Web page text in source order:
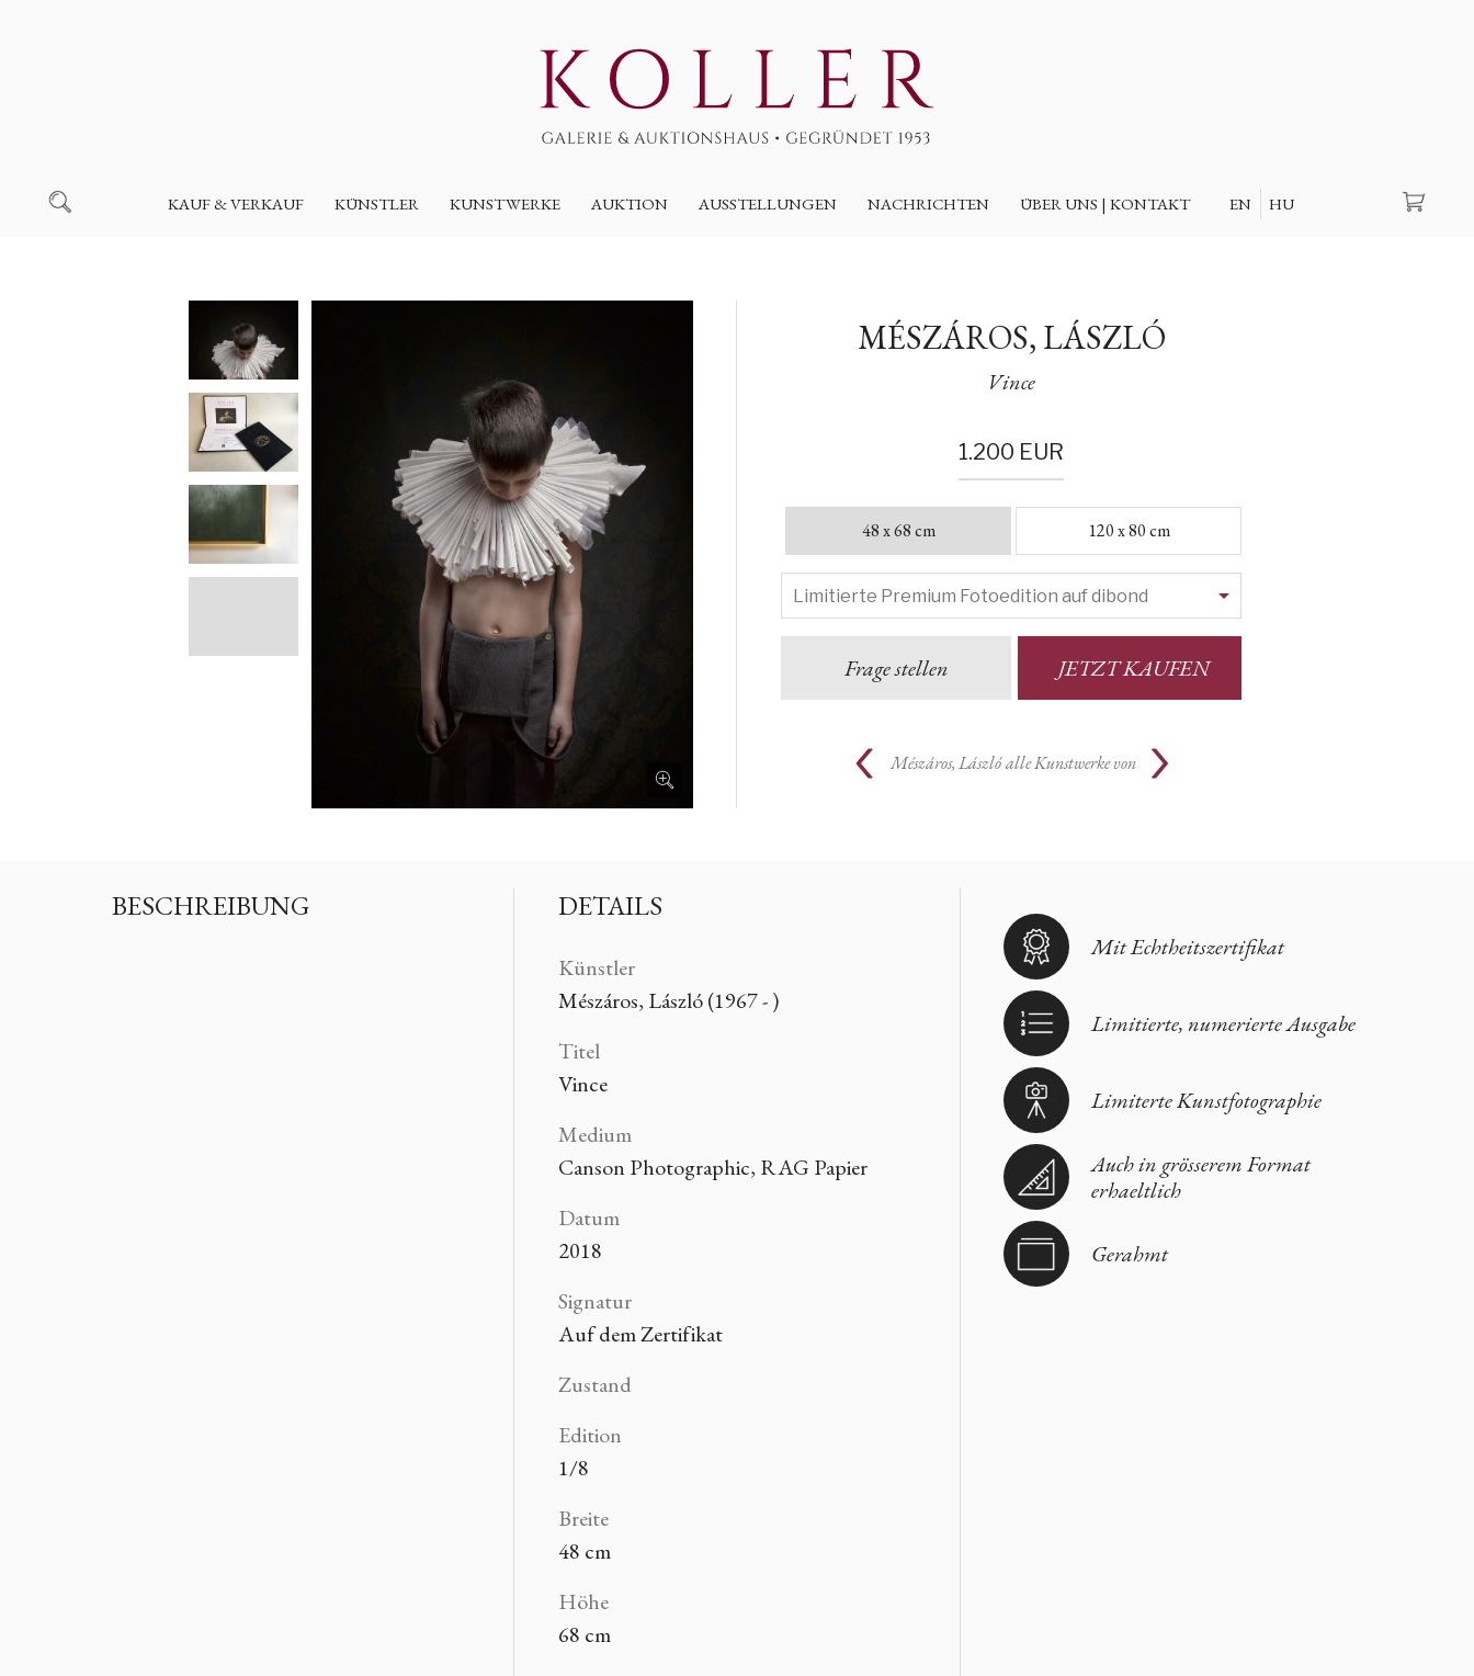
KAUF & VERKAUF KÜNSTLER KUNSTWERKE AUKTION AUSSTELLUNGEN NACHRICHTEN ÜBER UNS | KONTAKT EN HU
MÉSZÁROS, LÁSZLÓ
Vince
1.200 EUR
48 x 68 cm 120 x 80 cm
Frage stellen JETZT KAUFEN
Mészáros, Lászlóalle Kunstwerke von
BESCHREIBUNG DETAILS
Künstler
Mészáros, László (1967 - )
Titel
Vince
Medium
Canson Photographic, RAG Papier
Datum
2018
Signatur
Auf dem Zertifikat
Zustand
Edition
1/8
Breite
48 cm
Höhe
68 cm
Mit Echtheitszertifikat
Limitierte, numerierte Ausgabe
Limiterte Kunstfotographie
Auch in grösserem Format
erhaeltlich
Gerahmt